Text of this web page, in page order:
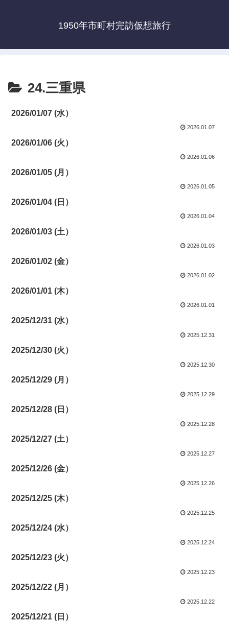
1950年市町村完訪仮想旅行
24.三重県
2026/01/07 (水）
2026.01.07
2026/01/06 (火）
2026.01.06
2026/01/05 (月）
2026.01.05
2026/01/04 (日）
2026.01.04
2026/01/03 (土）
2026.01.03
2026/01/02 (金）
2026.01.02
2026/01/01 (木）
2026.01.01
2025/12/31 (水）
2025.12.31
2025/12/30 (火）
2025.12.30
2025/12/29 (月）
2025.12.29
2025/12/28 (日）
2025.12.28
2025/12/27 (土）
2025.12.27
2025/12/26 (金）
2025.12.26
2025/12/25 (木）
2025.12.25
2025/12/24 (水）
2025.12.24
2025/12/23 (火）
2025.12.23
2025/12/22 (月）
2025.12.22
2025/12/21 (日）